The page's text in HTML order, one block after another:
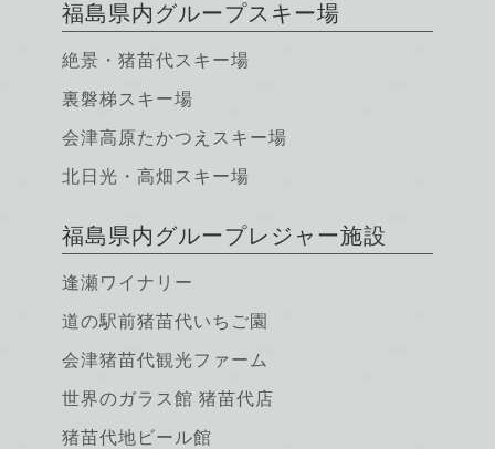
福島県内グループスキー場
絶景・猪苗代スキー場
裏磐梯スキー場
会津高原たかつえスキー場
北日光・高畑スキー場
福島県内グループレジャー施設
逢瀬ワイナリー
道の駅前猪苗代いちご園
会津猪苗代観光ファーム
世界のガラス館 猪苗代店
猪苗代地ビール館